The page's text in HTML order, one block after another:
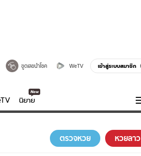
ขูดเลขนำโชค WeTV เข้าสู่ระบบสมาชิก
นิยาย
ความรู้รอบตัว
ฮาวทู
ตรวจหวย หวยลาว